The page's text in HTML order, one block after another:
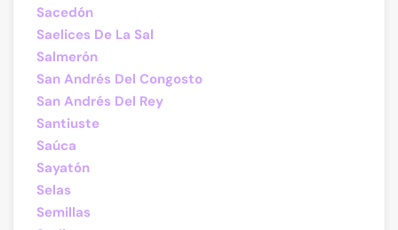
Sacedón
Saelices De La Sal
Salmerón
San Andrés Del Congosto
San Andrés Del Rey
Santiuste
Saúca
Sayatón
Selas
Semillas